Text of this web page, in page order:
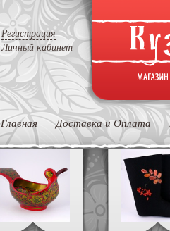
Регистрация
Личный кабинет
Главная Доставка и Оплата